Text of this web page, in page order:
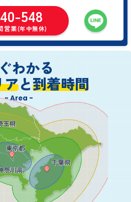
548
営業(年中無休)
わかる
アと到着時間
- Area -